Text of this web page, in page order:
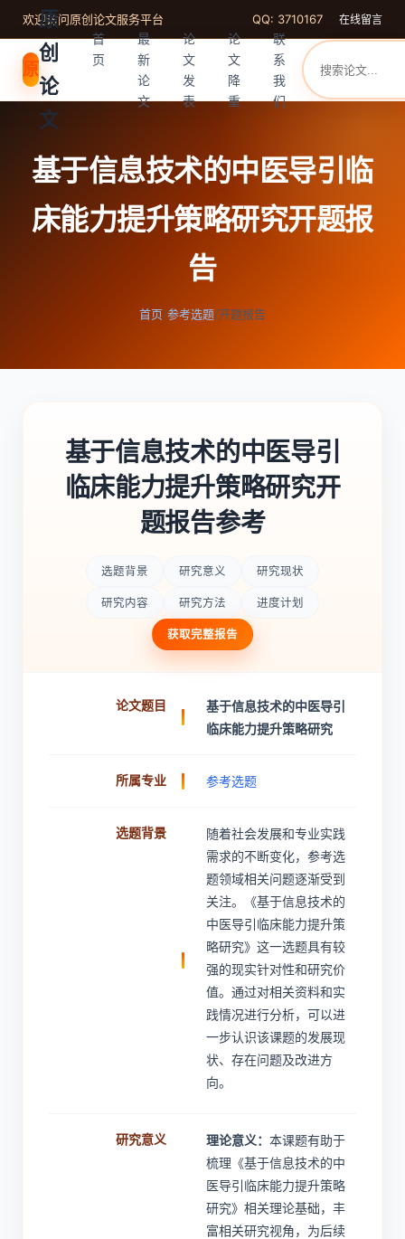
欢迎访问原创论文服务平台 QQ: 3710167 在线留言
原
原
创
论
文
首
页
最
新
论
文
论
文
发
表
论
文
降
重
联
系
我
们
基于信息技术的中医导引临
床能力提升策略研究开题报
告
首页/参考选题/开题报告
基于信息技术的中医导引
临床能力提升策略研究开
题报告参考
选题背景 研究意义 研究现状
研究内容 研究方法 进度计划
获取完整报告
论文题目
基于信息技术的中医导引
临床能力提升策略研究
所属专业 参考选题
选题背景
随着社会发展和专业实践
需求的不断变化，参考选
题领域相关问题逐渐受到
关注。《基于信息技术的
中医导引临床能力提升策
略研究》这一选题具有较
强的现实针对性和研究价
值。通过对相关资料和实
践情况进行分析，可以进
一步认识该课题的发展现
状、存在问题及改进方
向。
研究意义 理论意义： 本课题有助于
梳理《基于信息技术的中
医导引临床能力提升策略
研究》相关理论基础，丰
富相关研究视角，为后续